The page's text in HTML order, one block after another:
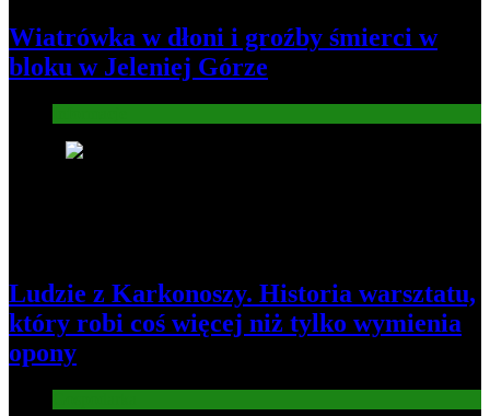
Wiatrówka w dłoni i groźby śmierci w
bloku w Jeleniej Górze
Ludzie z Karkonoszy. Historia warsztatu,
który robi coś więcej niż tylko wymienia
opony